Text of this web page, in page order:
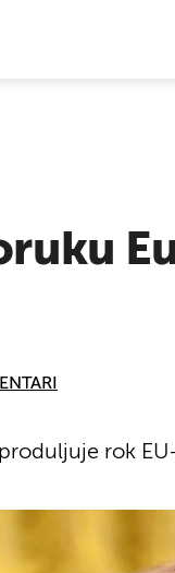
rok